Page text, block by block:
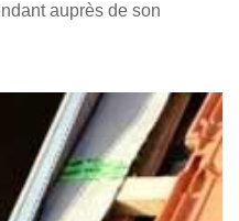
auprès de son